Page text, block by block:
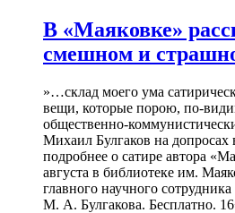
В «Маяковке»
смешном и
»…склад моего ума
вещи, которые порою, по-
общественно-
Михаил Булгаков на
подробнее о сатире автора
августа в библиотеке им.
главного научного
М. А. Булгакова. Бесплатно.